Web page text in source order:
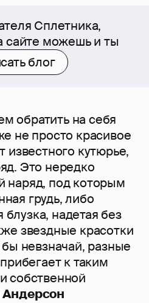
Сплетника,
сайте можешь и ты
блог
обратить на себя
не просто красивое
известного кутюрье,
Это нередко
наряд, под которым
грудь, либо
надетая без
звездные красотки
невзначай, разные
к таким
собственной